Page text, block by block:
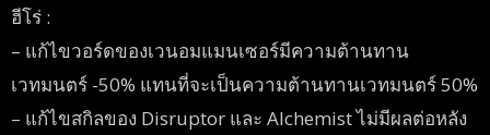
ฮีโร่ :
– แก้ไขวอร์ดของเวนอมแมนเซอร์มีความต้านทาน
เวทมนตร์ -50% แทนที่จะเป็นความต้านทานเวทมนตร์ 50%
– แก้ไขสกิลของ Disruptor และ Alchemist ไม่มีผลต่อหลัง